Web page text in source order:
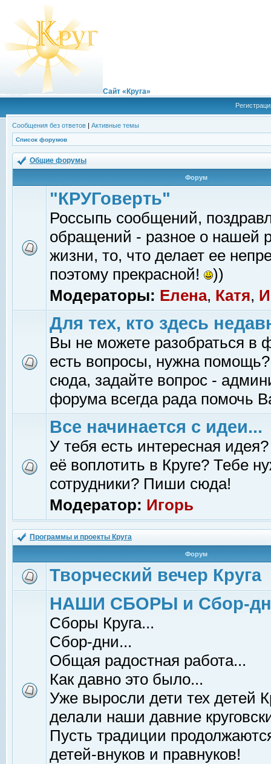
Сайт «Круга»
Сообщения без ответов | Активные темы
Список форумов
Общие форумы
Форум
"КРУГоверть"
Россыпь сообщений,
обращений - разное о нашей
жизни, то, что делает ее
поэтому прекрасной!
))
Модераторы: Елена, Катя,
Для тех, кто здесь
Вы не можете разобраться в
есть вопросы, нужна помощь?
сюда, задайте вопрос -
форума всегда рада помочь
Все начинается с идеи...
У тебя есть интересная
её воплотить в Круге? Тебе
сотрудники? Пиши сюда!
Модератор: Игорь
Программы и проекты Круга
Форум
Творческий вечер Круга
НАШИ СБОРЫ и Сбор-
Сборы Круга...
Сбор-дни...
Общая радостная работа...
Как давно это было...
Уже выросли дети тех детей
делали наши давние
Пусть традиции
детей-внуков и правнуков!